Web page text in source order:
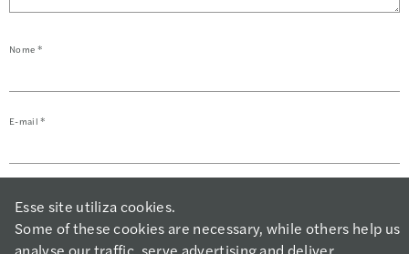
Nome *
E-mail*
Esse site utiliza cookies.
Some of these cookies are necessary, while others help us